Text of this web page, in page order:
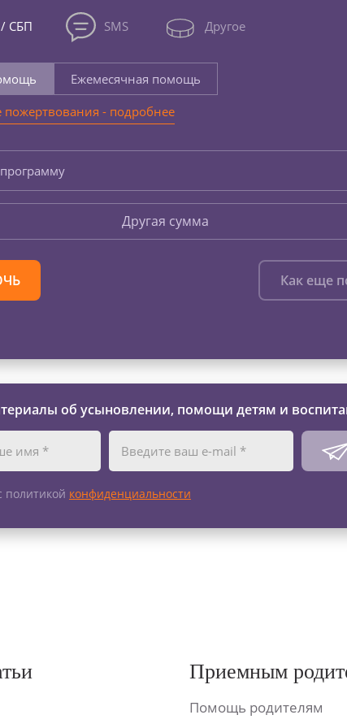
/ СБП SMS Другое
Ежемесячная помощь
- подробнее
Другая сумма
Как еще
об усыновлении, помощи детям и
политикой конфиденциальности
Приемным
Помощь родителям